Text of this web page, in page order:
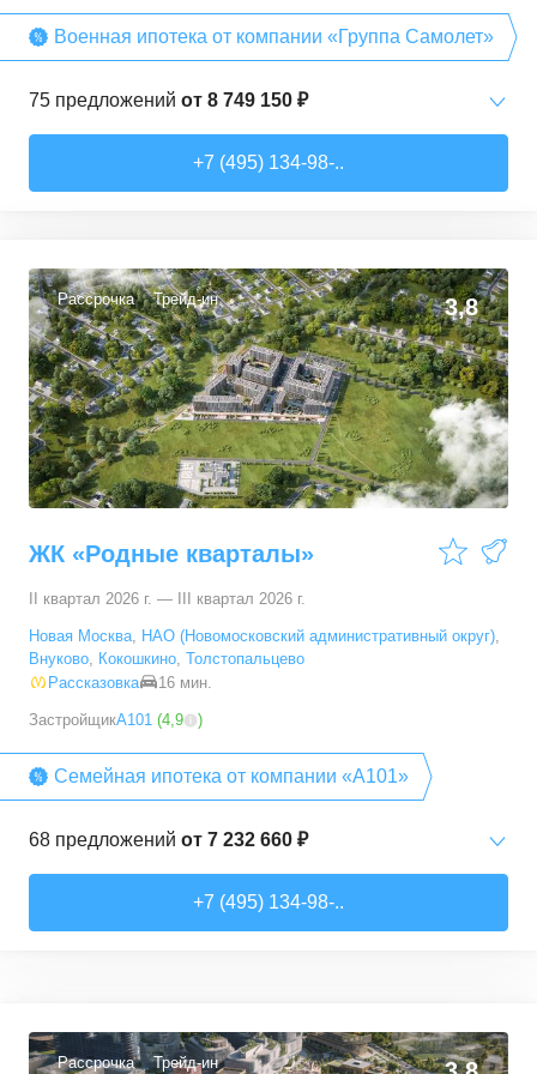
Военная ипотека от компании «Группа Самолет»
75 предложений от 8 749 150 ₽
32,74–49,35м² 40 предложений
2-комн. кв. от13 372 380 ₽
53,05–62,7м² 10 предложений
3-комн. кв. от 17 498 090 ₽
76,45–81,28м² 11 предложений
100,1 –100,1м² предложение
+7 (495) 134-98-..
Рассрочка Трейд-ин 3,8
ЖК «Родные кварталы»
II квартал 2026 г. — III квартал 2026 г.
Новая Москва, НАО (Новомосковский административный округ),
Внуково, Кокошкино, Толстопальцево
Рассказовка
16 мин.
ЗастройщикА101 (4,9 )
Семейная ипотека от компании «А101»
68 предложений от 7 232 660 ₽
+7 (495) 134-98-..
Рассрочка Трейд-ин